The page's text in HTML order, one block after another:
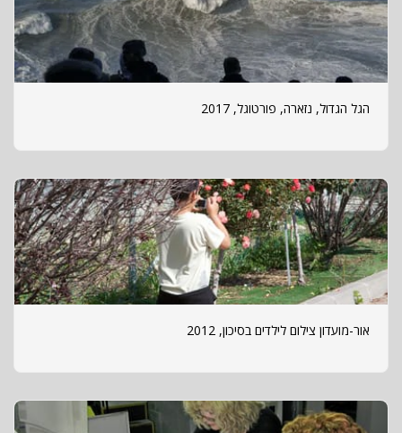
הגל הגדול, נזארה, פורטוגל, 2017
אור-מועדון צילום לילדים בסיכון, 2012